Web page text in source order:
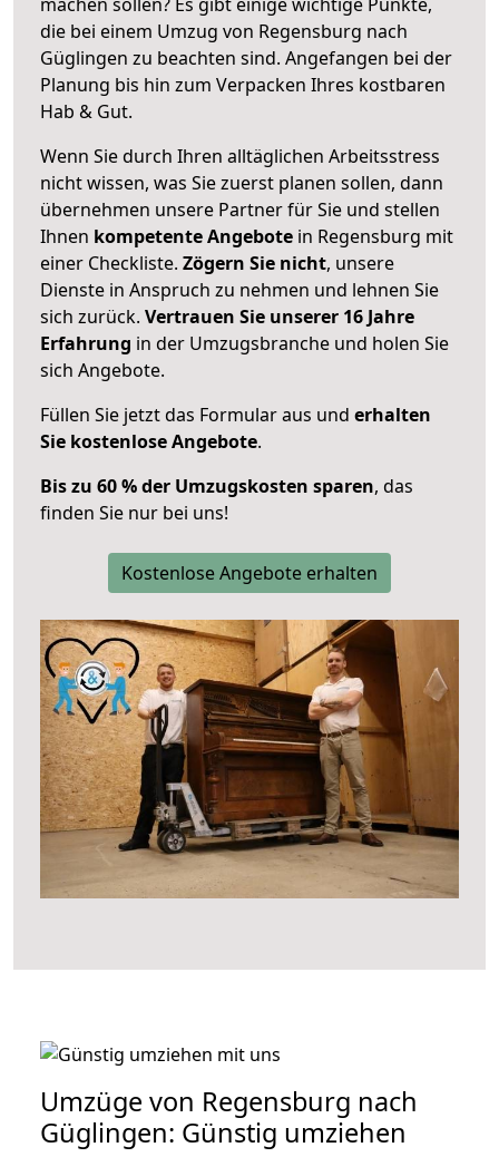
die bei einem Umzug von Regensburg nach
Güglingen zu beachten sind. Angefangen bei der
Planung bis hin zum Verpacken Ihres kostbaren
Hab & Gut.
Wenn Sie durch Ihren alltäglichen Arbeitsstress
nicht wissen, was Sie zuerst planen sollen, dann
übernehmen unsere Partner für Sie und stellen
Ihnen kompetente Angebote in Regensburg mit
einer Checkliste. Zögern Sie nicht, unsere
Dienste in Anspruch zu nehmen und lehnen Sie
sich zurück. Vertrauen Sie unserer 16 Jahre
Erfahrung in der Umzugsbranche und holen Sie
sich Angebote.
Füllen Sie jetzt das Formular aus und erhalten
Sie kostenlose Angebote.
Bis zu 60 % der Umzugskosten sparen, das
finden Sie nur bei uns!
Kostenlose Angebote erhalten
Umzüge von Regensburg nach
Güglingen: Günstig umziehen